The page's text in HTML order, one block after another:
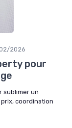
2026
pour
sublimer un
coordination